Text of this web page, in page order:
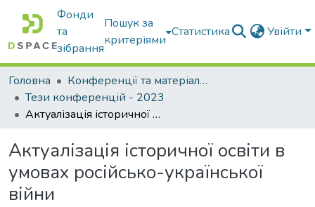
Фонди
та
зібрання
Пошук за
критеріями
Статистика Увійти
Головна
Конференції та матеріали конференцій
Тези конференцій - 2023
Актуалізація історичної освіти в умовах російсько-української війни
Актуалізація історичної освіти в
умовах російсько-української
війни